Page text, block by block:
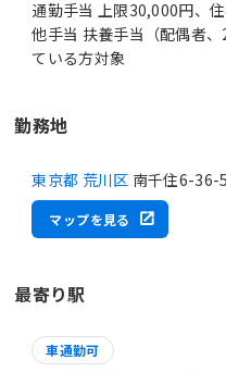
通勤手当 上限30,000円、
他手当 扶養手当（配偶者
ている方対象
勤務地
東京都 荒川区 南千住6-36-5
マップを見る
最寄り駅
車通勤可